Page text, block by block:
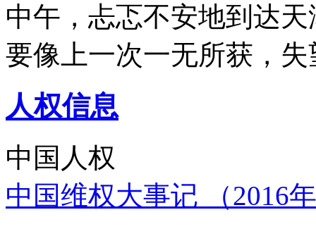
中午，忐忑不安地到达
要像上一次一无所获，
人权信息
中国人权
中国维权大事记 （2016